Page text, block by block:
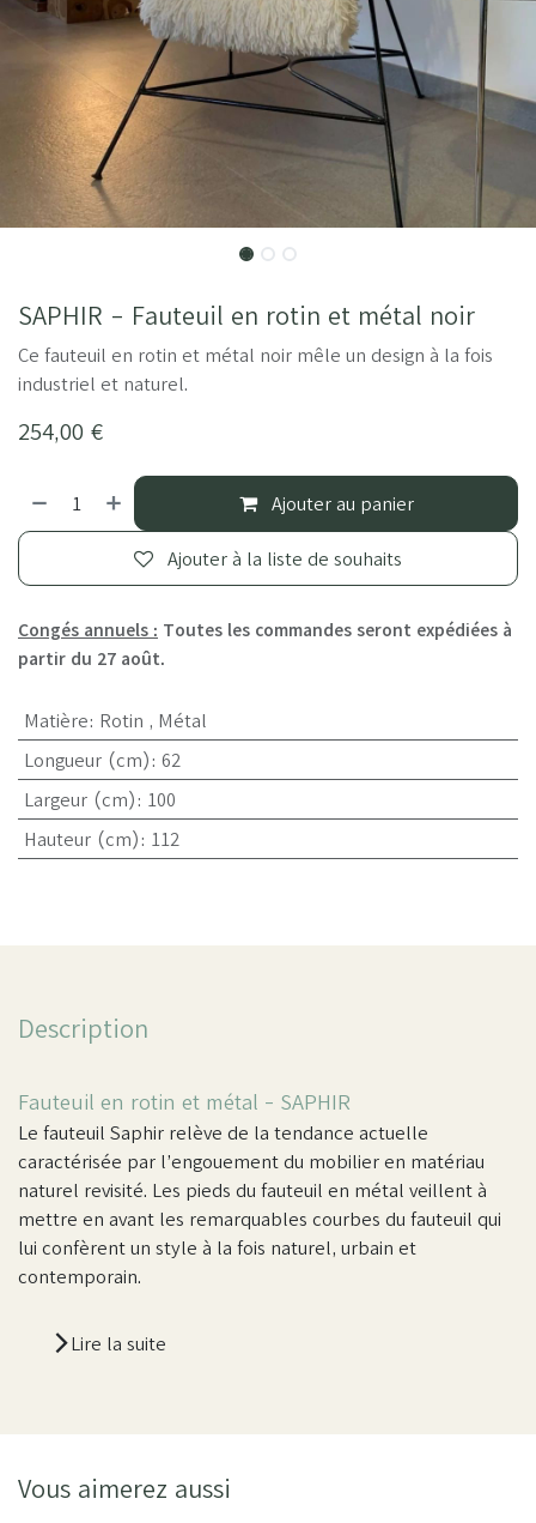
SAPHIR - Fauteuil en rotin et métal noir
Ce fauteuil en rotin et métal noir mêle un design à la fois
industriel et naturel.
254,00 €
Ajouter au panier
Ajouter à la liste de souhaits
Congés annuels : Toutes les commandes seront expédiées à
partir du 27 août.
Matière: Rotin , Métal
Longueur (cm): 62
Largeur (cm): 100
Hauteur (cm): 112
Description
Fauteuil en rotin et métal - SAPHIR
Le fauteuil Saphir relève de la tendance actuelle
caractérisée par l’engouement du mobilier en matériau
naturel revisité. Les pieds du fauteuil en métal veillent à
mettre en avant les remarquables courbes du fauteuil qui
lui confèrent un style à la fois naturel, urbain et
contemporain.
Lire la suite
Vous aimerez aussi